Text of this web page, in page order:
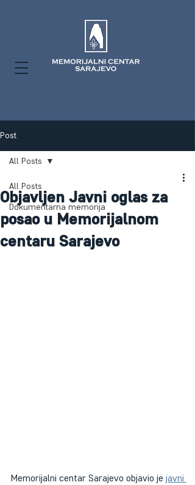
Post
All Posts
Dokumentarna memorija
All Posts
Objavljen Javni oglas za
posao u Memorijalnom
centaru Sarajevo
Memorijalni centar Sarajevo objavio je javni